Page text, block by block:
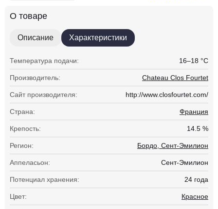
О товаре
Описание Характеристики
Температура подачи: 16–18 °С
Производитель: Chateau Clos Fourtet
Сайт производителя: http://www.closfourtet.com/
Страна: Франция
Крепость: 14.5 %
Регион: Бордо, Сент-Эмилион
Аппеласьон: Сент-Эмилион
Потенциал хранения: 24 года
Цвет: Красное